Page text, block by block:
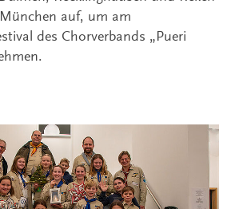
auf, um am
des Chorverbands „Pueri